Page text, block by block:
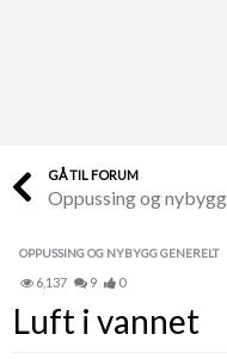
Finn håndverkere
Papirer som mangler
Skaff dokumentasjon
GÅ TIL FORUM
Oppussing og
OPPUSSING OG NYBYGG GENERELT
6,137 9 0
Luft i vannet